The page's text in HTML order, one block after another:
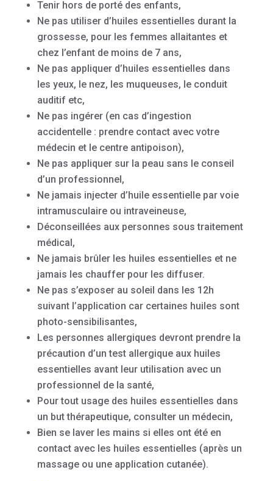
Tenir hors de porté des enfants,
Ne pas utiliser d’huiles essentielles durant la
grossesse, pour les femmes allaitantes et
chez l’enfant de moins de 7 ans,
Ne pas appliquer d’huiles essentielles dans
les yeux, le nez, les muqueuses, le conduit
auditif etc,
Ne pas ingérer (en cas d’ingestion
accidentelle : prendre contact avec votre
médecin et le centre antipoison),
Ne pas appliquer sur la peau sans le conseil
d’un professionnel,
Ne jamais injecter d’huile essentielle par voie
intramusculaire ou intraveineuse,
Déconseillées aux personnes sous traitement
médical,
Ne jamais brûler les huiles essentielles et ne
jamais les chauffer pour les diffuser.
Ne pas s’exposer au soleil dans les 12h
suivant l’application car certaines huiles sont
photo-sensibilisantes,
Les personnes allergiques devront prendre la
précaution d’un test allergique aux huiles
essentielles avant leur utilisation avec un
professionnel de la santé,
Pour tout usage des huiles essentielles dans
un but thérapeutique, consulter un médecin,
Bien se laver les mains si elles ont été en
contact avec les huiles essentielles (après un
massage ou une application cutanée).